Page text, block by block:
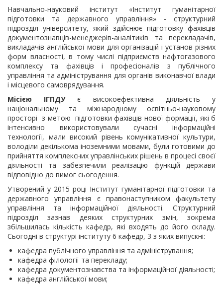
Навчально-науковий інститут «Інститут гуманітарної
підготовки та державного управління» - структурний
підрозділ університету, який здійснює підготовку фахівців
документознавців-менеджерів-аналітиків та перекладачів,
викладачів англійської мови для організацій і установ різних
форм власності, в тому числі підприємств нафтогазового
комплексу та фахівців і професіоналів з публічного
управління та адміністрування для органів виконавчої влади
і місцевого самоврядування.
Місією
ІГПДУє високоефективна діяльність у
національному та міжнародному освітньо-науковому
просторі з метою підготовки фахівців нової формації, які б
інтенсивно використовували сучасні інформаційні
технології, мали високий рівень комунікативної культури,
володіли декількома іноземними мовами, були готовими до
прийняття комплексних управлінських рішень в процесі своєї
діяльності та забезпечили реалізацію функцій держави
відповідно до вимог сьогодення.
Утворений у 2015 році Інститут гуманітарної підготовки та
державного управління є правонаступником факультету
управління та інформаційної діяльності. Структурний
підрозділ зазнав деяких структурних змін, зокрема
збільшилась кількість кафедр, які входять до його складу.
Сьогодні в структурі інституту 6 кафедр, 3 з яких випускні:
кафедра публічного управління та адміністрування;
кафедра філології та перекладу;
кафедра документознавства та інформаційної діяльності;
кафедра англійської мови;